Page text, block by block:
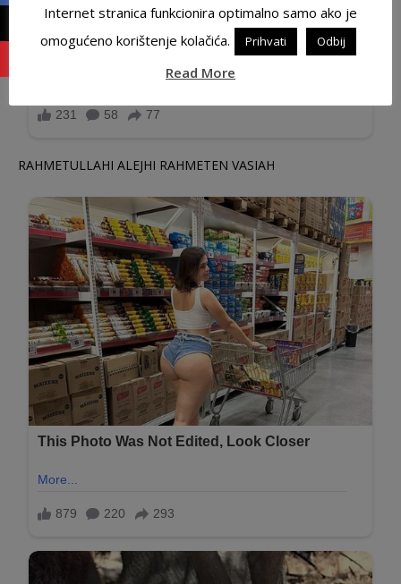
RAHMETULLAHI ALEJHI RAHMETEN VASIAH
Internet stranica funkcionira optimalno samo ako je
omogućeno korištenje kolačića.
Prihvati Odbij
Read More